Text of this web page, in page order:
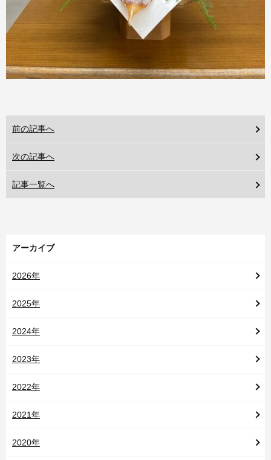
前の記事へ
次の記事へ
記事一覧へ
アーカイブ
2026年
2025年
2024年
2023年
2022年
2021年
2020年